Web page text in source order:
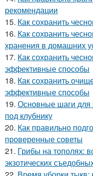
рекомендации
15. Как сохранить
16. Как сохранить
хранения в домашних
17. Как сохранить
эффективные способы
18. Как сохранить
эффективные способы
19. Основные шаги для
под клубнику
20. Как правильно
проверенные советы
21. Грибы на тополях:
экзотических